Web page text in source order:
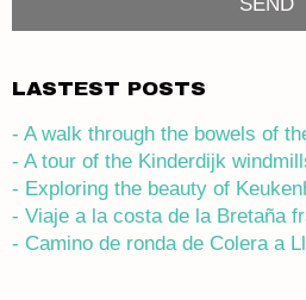
LASTEST POSTS
- A walk through the bowels of
- A tour of the Kinderdijk
- Exploring the beauty of
- Viaje a la costa de la Bretaña
- Camino de ronda de Colera a